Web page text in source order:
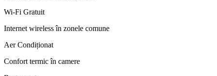
Wi-Fi Gratuit
Internet wireless în zonele comune
Aer Condiționat
Confort termic în camere